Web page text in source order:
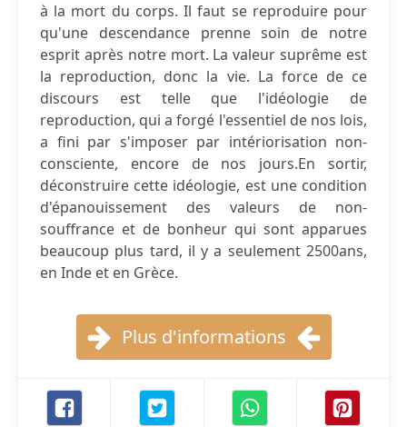
à la mort du corps. Il faut se reproduire pour
qu'une descendance prenne soin de notre
esprit après notre mort. La valeur suprême est
la reproduction, donc la vie. La force de ce
discours est telle que l'idéologie de
reproduction, qui a forgé l'essentiel de nos lois,
a fini par s'imposer par intériorisation non-
consciente, encore de nos jours.En sortir,
déconstruire cette idéologie, est une condition
d'épanouissement des valeurs de non-
souffrance et de bonheur qui sont apparues
beaucoup plus tard, il y a seulement 2500ans,
en Inde et en Grèce.
Plus d'informations